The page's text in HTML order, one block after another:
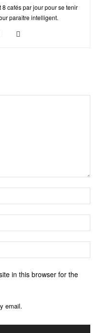
8 cafés par jour pour se tenir
paraître intelligent.
in this browser for the
email.